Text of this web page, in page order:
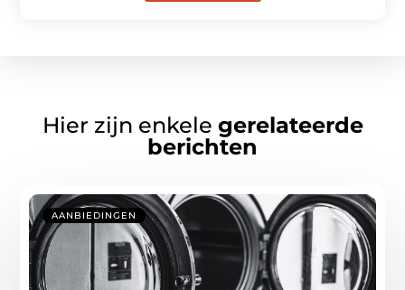
Hier zijn enkele gerelateerde
berichten
AANBIEDINGEN